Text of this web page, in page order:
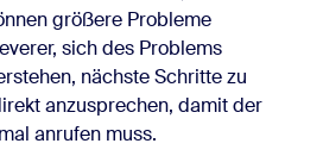
größere Probleme
sich des Problems
nächste Schritte zu
anzusprechen, damit der
anrufen muss.